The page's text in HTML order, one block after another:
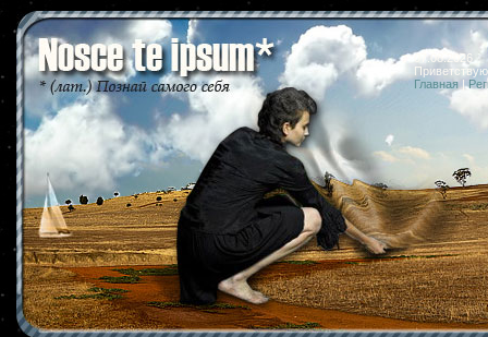
07.08.2026
Главная |